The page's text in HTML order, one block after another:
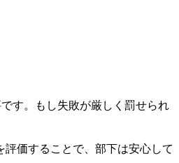
す。もし失敗が厳しく罰せられ
価することで、部下は安心して